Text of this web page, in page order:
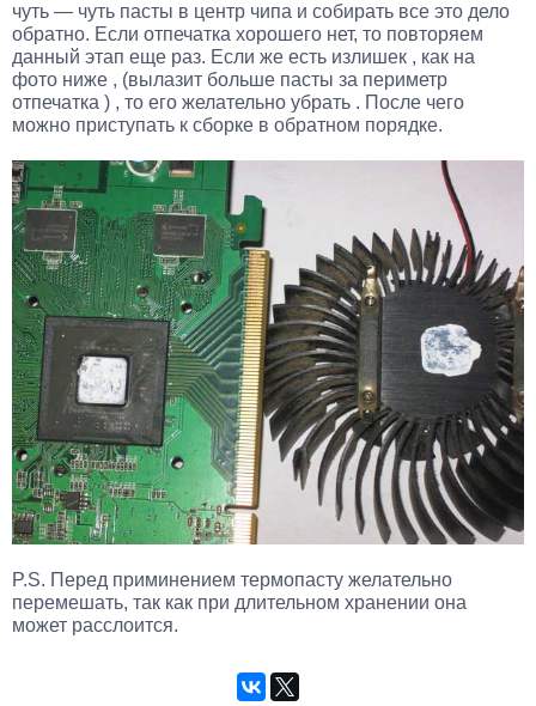
чуть — чуть пасты в центр чипа и собирать все это дело
обратно. Если отпечатка хорошего нет, то повторяем
данный этап еще раз. Если же есть излишек , как на
фото ниже , (вылазит больше пасты за периметр
отпечатка ) , то его желательно убрать . После чего
можно приступать к сборке в обратном порядке.
P.S. Перед приминением термопасту желательно
перемешать, так как при длительном хранении она
может расслоится.